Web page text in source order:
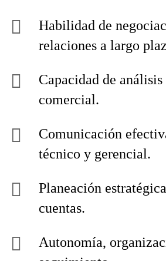
Habilidad de
relaciones a largo
Capacidad de
comercial.
Comunicación
técnico y gerencial.
Planeación
cuentas.
Autonomía,